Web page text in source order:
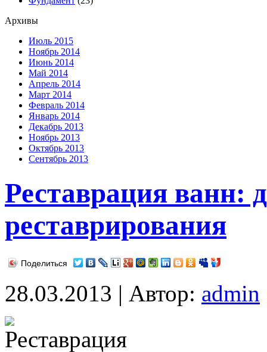
Архивы
Июль 2015
Ноябрь 2014
Июнь 2014
Май 2014
Апрель 2014
Март 2014
Февраль 2014
Январь 2014
Декабрь 2013
Ноябрь 2013
Октябрь 2013
Сентябрь 2013
Реставрация ванн:
реставрирования
Поделиться
28.03.2013 | Автор: admin